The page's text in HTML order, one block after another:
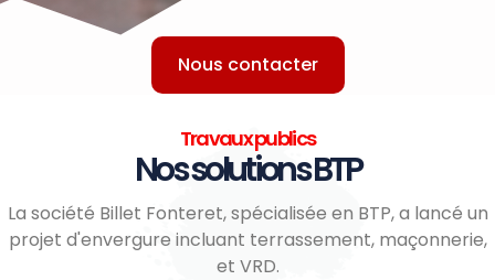
Nous contacter
Travaux publics
Nos solutions BTP
La société Billet Fonteret, spécialisée en BTP, a lancé un
projet d'envergure incluant terrassement, maçonnerie,
et VRD.